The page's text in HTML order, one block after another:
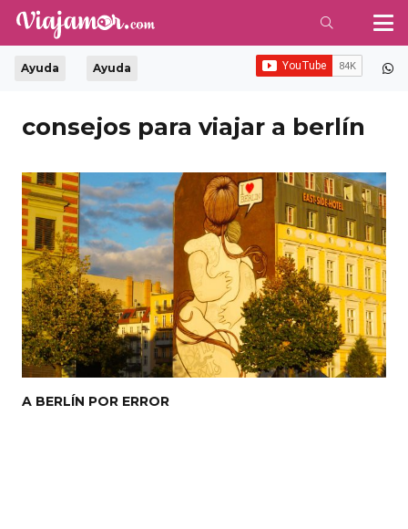
Ayuda Ayuda
consejos para viajar a berlín
A BERLÍN POR ERROR